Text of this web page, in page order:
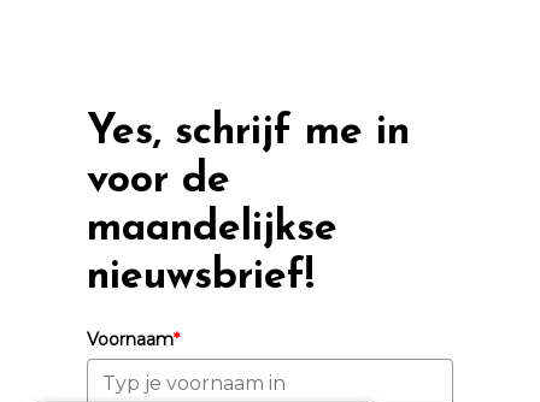
Yes, schrijf me in
voor de
maandelijkse
nieuwsbrief!
Voornaam*